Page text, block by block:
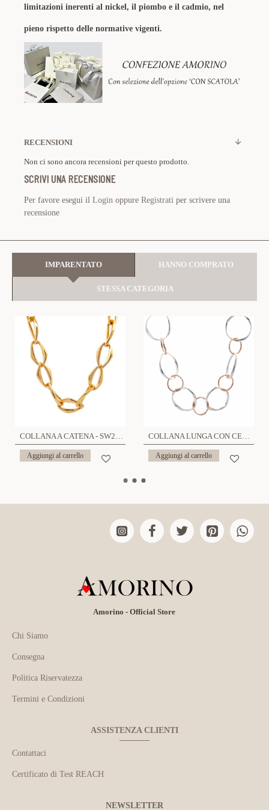
limitazioni inerenti al nickel, il piombo e il cadmio, nel
pieno rispetto delle normative vigenti.
RECENSIONI
Non ci sono ancora recensioni per questo prodotto.
SCRIVI UNA RECENSIONE
Per favore esegui il Login oppure Registrati per scrivere una
recensione
IMPARENTATO HANNO COMPRATO
STESSA CATEGORIA
COLLANA A CATENA - SW23976E114
Aggiungi al carrello
COLLANA LUNGA CON CERCHI INTRECCIATI - SW718120A7
Aggiungi al carrello
Amorino - Official Store
Chi Siamo
Consegna
Politica Riservatezza
Termini e Condizioni
ASSISTENZA CLIENTI
Contattaci
Certificato di Test REACH
NEWSLETTER